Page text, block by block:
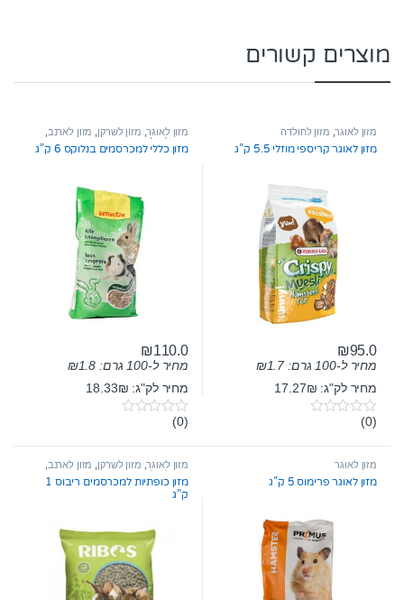
מוצרים קשורים
מזון לאוגר, מזון לחולדה
מזון לאוגר קריספי מוזלי 5.5 ק”ג
₪95.0
מחיר ל-100 גרם: ₪1.7
מחיר לק"ג: 17.27₪
0
t
f
(0)
מזון לאוגר, מזון לשרקן, מזון לארנב,
מזון לחולדה
מזון כללי למכרסמים בנלוקס 6 ק”ג
₪110.0
מחיר ל-100 גרם: ₪1.8
מחיר לק"ג: 18.33₪
0
t
f
5
(0)
מזון לאוגר
מזון לאוגר פרימוס 5 ק”ג
מזון לאוגר, מזון לשרקן מזון לארנב
מזון לחולדה
מזון כופתיות למכרסמים ריבוס 1
ק”ג